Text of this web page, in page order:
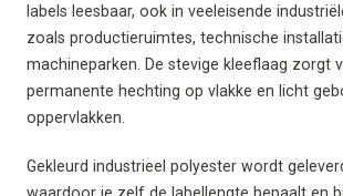
labels leesbaar, ook in veeleisende
zoals productieruimtes, technische
machineparken. De stevige kleeflaag zorgt
permanente hechting op vlakke en licht
oppervlakken.
Gekleurd industrieel polyester wordt